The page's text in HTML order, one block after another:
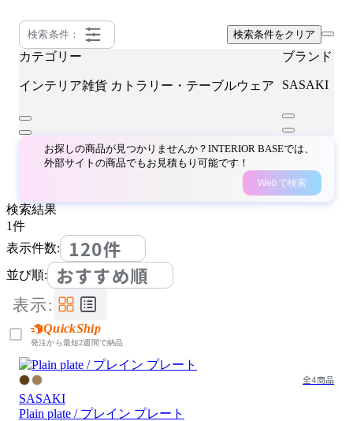
検索条件： 検索条件をクリア
カテゴリー
インテリア雑貨 カトラリー・テーブルウェア
ブランド
SASAKI
お探しの商品が見つかりませんか？INTERIOR BASEでは、
外部サイトの商品でもお見積もり可能です！
Webで検索
検索結果
1件
表示件数:
120件
並び順: おすすめ順
表示:
QuickShip
発注から最短2週間で納品
全4商品
SASAKI
Plain plate / プレイン プレート